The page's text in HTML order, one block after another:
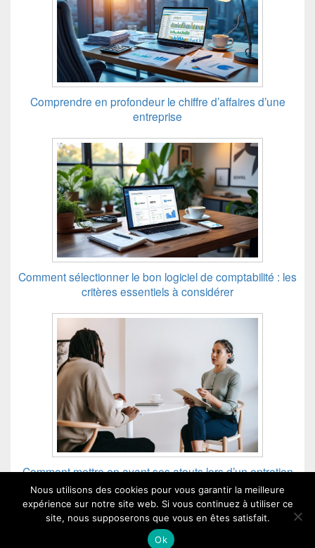
Comprendre en profondeur le chiffre d’affaires d’une
entreprise
Comment sélectionner le bon logiciel de comptabilité : les
critères essentiels à considérer
Comment mettre en avant ses atouts lors d’un entretien
d’embauche ?
Nous utilisons des cookies pour vous garantir la meilleure
expérience sur notre site web. Si vous continuez à utiliser ce
site, nous supposerons que vous en êtes satisfait.
Ok